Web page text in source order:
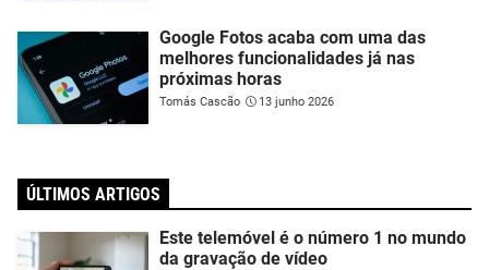
Google Fotos acaba com uma das
melhores funcionalidades já nas
próximas horas
Tomás Cascão 13 junho 2026
ÚLTIMOS ARTIGOS
Este telemóvel é o número 1 no mundo
da gravação de vídeo